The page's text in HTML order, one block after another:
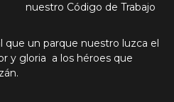
nuestro Código de Trabajo
que un parque nuestro luzca el
y gloria a los héroes que